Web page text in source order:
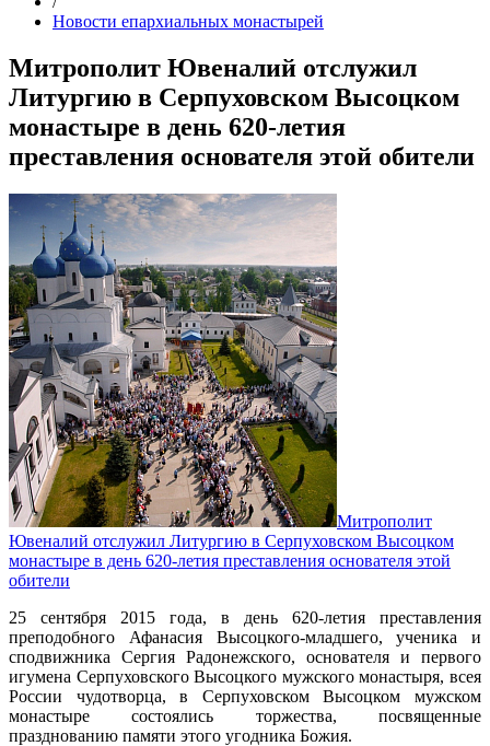
Новости епархиальных монастырей
Митрополит Ювеналий отслужил
Литургию в Серпуховском Высоцком
монастыре в день 620-летия
преставления основателя этой обители
Митрополит
Ювеналий отслужил Литургию в Серпуховском Высоцком
монастыре в день 620-летия преставления основателя этой
обители
25 сентября 2015 года, в день 620-летия преставления
преподобного Афанасия Высоцкого-младшего, ученика и
сподвижника Сергия Радонежского, основателя и первого
игумена Серпуховского Высоцкого мужского монастыря, всея
России чудотворца, в Серпуховском Высоцком мужском
монастыре состоялись торжества, посвященные
празднованию памяти этого угодника Божия.